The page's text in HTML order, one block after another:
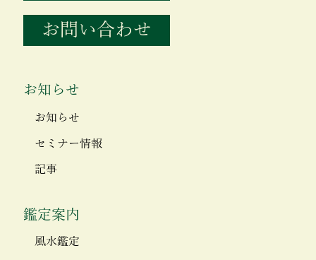
お問い合わせ
お知らせ
お知らせ
セミナー情報
記事
鑑定案内
風水鑑定